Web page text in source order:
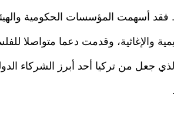
فقد أسهمت المؤسسات الحكومية
والإغاثية، وقدمت دعما متواصلا
جعل من تركيا أحد أبرز الشركاء